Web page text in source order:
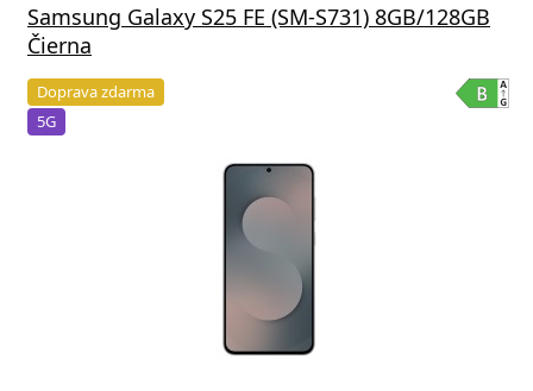
Samsung Galaxy S25 FE (SM-S731) 8GB/128GB
Čierna
Doprava zdarma
5G